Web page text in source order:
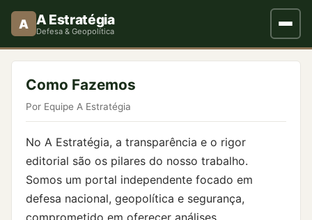
A A Estratégia
Defesa & Geopolítica
Como Fazemos
Por Equipe A Estratégia
No A Estratégia, a transparência e o rigor
editorial são os pilares do nosso trabalho.
Somos um portal independente focado em
defesa nacional, geopolítica e segurança,
comprometido em oferecer análises